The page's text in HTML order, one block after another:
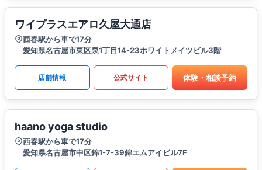
ワイプラスエアロ久屋大通店
西春駅から車で17分
愛知県名古屋市東区泉1丁目14-23ホワイトメイツビル3階
店舗情報 公式サイト 体験・相談予約
haano yoga studio
西春駅から車で17分
愛知県名古屋市中区錦1-7-39錦エムアイビル7F